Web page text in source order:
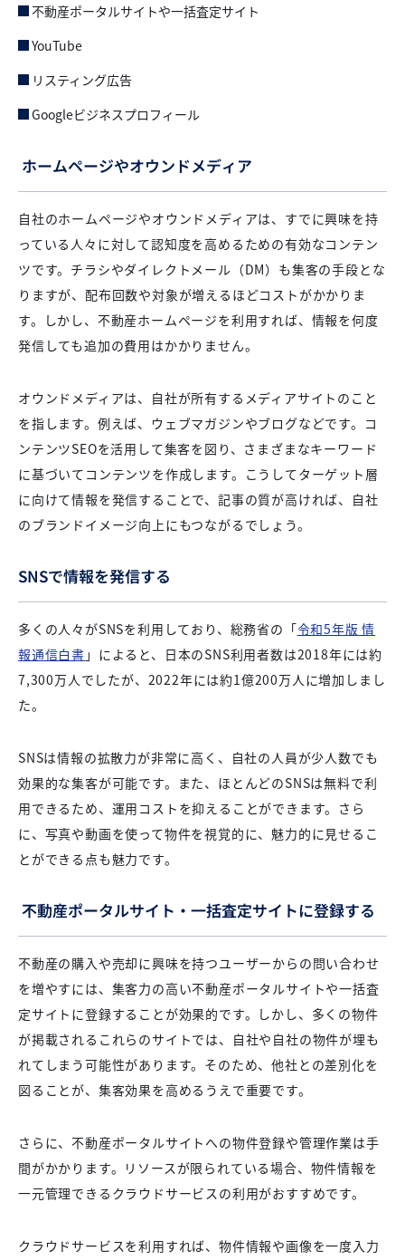
不動産ポータルサイトや一括査定サイト
YouTube
リスティング広告
Googleビジネスプロフィール
ホームページやオウンドメディア
自社のホームページやオウンドメディアは、すでに興味を持
っている人々に対して認知度を高めるための有効なコンテン
ツです。チラシやダイレクトメール（DM）も集客の手段とな
りますが、配布回数や対象が増えるほどコストがかかりま
す。しかし、不動産ホームページを利用すれば、情報を何度
発信しても追加の費用はかかりません。
オウンドメディアは、自社が所有するメディアサイトのこと
を指します。例えば、ウェブマガジンやブログなどです。コ
ンテンツSEOを活用して集客を図り、さまざまなキーワード
に基づいてコンテンツを作成します。こうしてターゲット層
に向けて情報を発信することで、記事の質が高ければ、自社
のブランドイメージ向上にもつながるでしょう。
SNSで情報を発信する
多くの人々がSNSを利用しており、総務省の「令和5年版 情
報通信白書 」によると、日本のSNS利用者数は2018年には約
7,300万人でしたが、2022年には約1億200万人に増加しまし
た。
SNSは情報の拡散力が非常に高く、自社の人員が少人数でも
効果的な集客が可能です。また、ほとんどのSNSは無料で利
用できるため、運用コストを抑えることができます。さら
に、写真や動画を使って物件を視覚的に、魅力的に見せるこ
とができる点も魅力です。
不動産ポータルサイト・一括査定サイトに登録する
不動産の購入や売却に興味を持つユーザーからの問い合わせ
を増やすには、集客力の高い不動産ポータルサイトや一括査
定サイトに登録することが効果的です。しかし、多くの物件
が掲載されるこれらのサイトでは、自社や自社の物件が埋も
れてしまう可能性があります。そのため、他社との差別化を
図ることが、集客効果を高めるうえで重要です。
さらに、不動産ポータルサイトへの物件登録や管理作業は手
間がかかります。リソースが限られている場合、物件情報を
一元管理できるクラウドサービスの利用がおすすめです。
クラウドサービスを利用すれば、物件情報や画像を一度入力